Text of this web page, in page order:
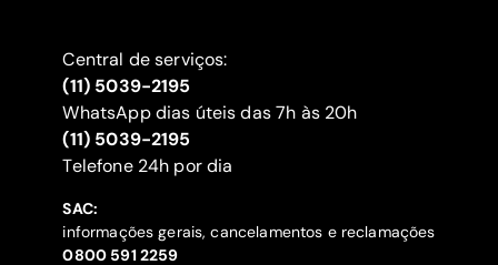
Central de serviços:
(11) 5039-2195
WhatsApp dias úteis das 7h às 20h
(11) 5039-2195
‍Telefone 24h por dia
SAC:
informações gerais, cancelamentos e reclamações
‍0800 591 2259